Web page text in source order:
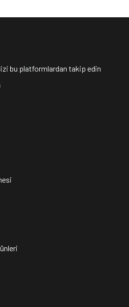
bu platformlardan takip edin